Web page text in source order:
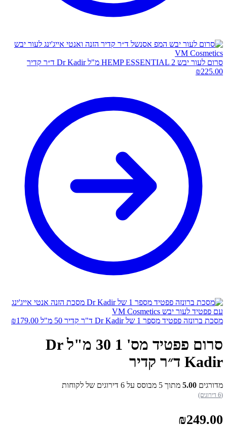
סרום לעור יבש HEMP ESSENTIAL 2 מ"ל Dr Kadir ד״ר קדיר
₪225.00
מסכת ברונזה פפטיד מספר 1 של Dr Kadir ד"ר קדיר 50 מ"ל ₪179.00
סרום פפטיד מס' 1 30 מ"ל Dr
Kadir ד״ר קדיר
מדורגים 5.00 מתוך 5 מבוסס על 6 דירוגים של לקוחות
(6 דירוגים)
₪249.00